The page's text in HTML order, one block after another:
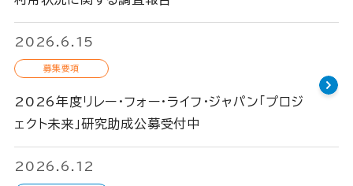
2026.6.15
募集要項
2026年度リレー・フォー・ライフ・ジャパン「プロジ
ェクト未来」研究助成公募受付中
2026.6.12